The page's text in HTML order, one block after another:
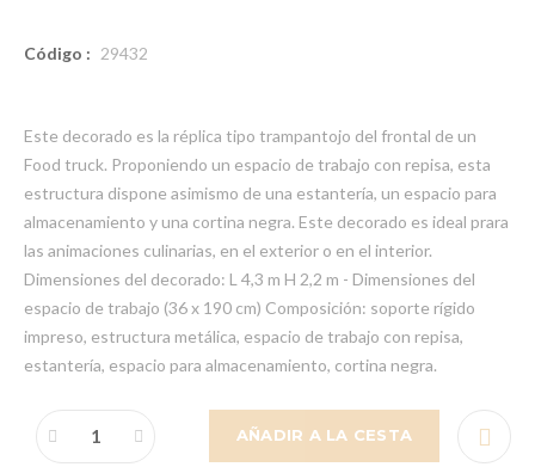
Código : 29432
Este decorado es la réplica tipo trampantojo del frontal de un
Food truck. Proponiendo un espacio de trabajo con repisa, esta
estructura dispone asimismo de una estantería, un espacio para
almacenamiento y una cortina negra. Este decorado es ideal prara
las animaciones culinarias, en el exterior o en el interior.
Dimensiones del decorado: L 4,3 m H 2,2 m - Dimensiones del
espacio de trabajo (36 x 190 cm) Composición: soporte rígido
impreso, estructura metálica, espacio de trabajo con repisa,
estantería, espacio para almacenamiento, cortina negra.
AÑADIR A LA CESTA